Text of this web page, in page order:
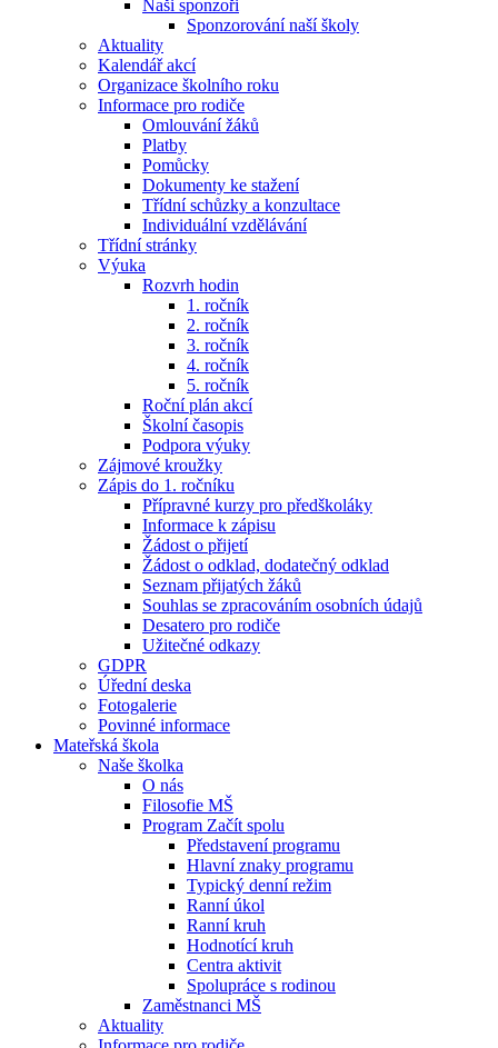
Naši sponzoři
Sponzorování naší školy
Aktuality
Kalendář akcí
Organizace školního roku
Informace pro rodiče
Omlouvání žáků
Platby
Pomůcky
Dokumenty ke stažení
Třídní schůzky a konzultace
Individuální vzdělávání
Třídní stránky
Výuka
Rozvrh hodin
1. ročník
2. ročník
3. ročník
4. ročník
5. ročník
Roční plán akcí
Školní časopis
Podpora výuky
Zájmové kroužky
Zápis do 1. ročníku
Přípravné kurzy pro předškoláky
Informace k zápisu
Žádost o přijetí
Žádost o odklad, dodatečný odklad
Seznam přijatých žáků
Souhlas se zpracováním osobních údajů
Desatero pro rodiče
Užitečné odkazy
GDPR
Úřední deska
Fotogalerie
Povinné informace
Mateřská škola
Naše školka
O nás
Filosofie MŠ
Program Začít spolu
Představení programu
Hlavní znaky programu
Typický denní režim
Ranní úkol
Ranní kruh
Hodnotící kruh
Centra aktivit
Spolupráce s rodinou
Zaměstnanci MŠ
Aktuality